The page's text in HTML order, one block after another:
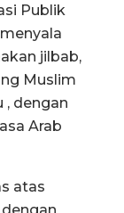
Publik
jilbab,
Muslim
dengan
Arab
atas